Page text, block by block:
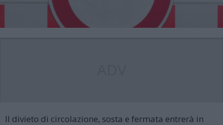
Il divieto di circolazione, sosta e fermata entrerà in